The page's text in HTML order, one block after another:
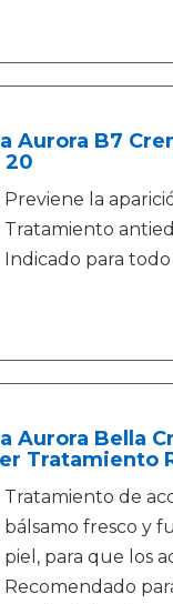
Aurora B7
20
Previene la
Tratamiento
Indicado para
Aurora Bella
Tratamiento
Tratamiento de
bálsamo fresco y
piel, para que los
Recomendado